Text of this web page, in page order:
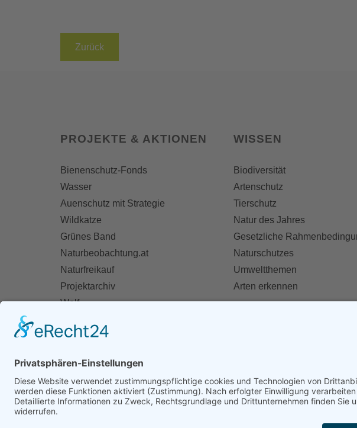
Zurück
PROJEKTE & AKTIONEN
Bienenschutz-Fonds
Wasser
Auenschutz mit Strategie
Wildkatze
Grünes Band
Naturbeobachtung.at
Naturfreikauf
Projektarchiv
Wolf
WISSEN
Biodiversität
Artenschutz
Tierschutz
Natur des Jahres
Gesetzliche
Naturschutzes
Umweltthemen
Arten erkennen
Spenden
Mitglied werden